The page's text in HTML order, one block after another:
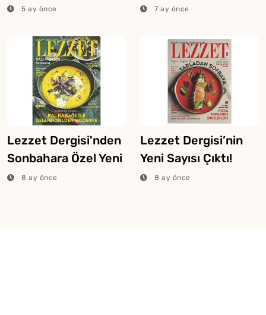
Çıktı!5 ay önce
Sayı!7 ay önce
Lezzet Dergisi'nden
Sonbahara Özel Yeni
Sayı!8 ay önce
Lezzet Dergisi’nin
Yeni Sayısı Çıktı!
8 ay önce